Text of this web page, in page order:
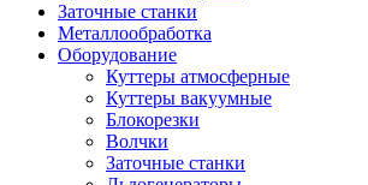
Заточные станки
Металлообработка
Оборудование
Куттеры атмосферные
Куттеры вакуумные
Блокорезки
Волчки
Заточные станки